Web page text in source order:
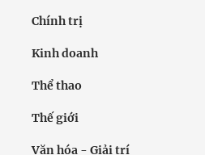
Chính trị
Kinh doanh
Thể thao
Thế giới
Văn hóa - Giải trí